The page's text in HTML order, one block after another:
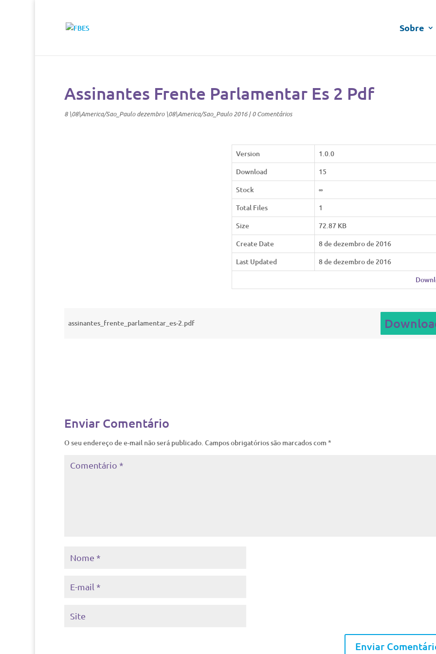
Sobre
Assinantes Frente Parlamentar Es 2 Pdf
8 \08\America/Sao_Paulo dezembro \08\America/Sao_Paulo 2016|0 Comentários
Version
1.0.0
Download
15
Stock
∞
Total Files
1
Size
72.87 KB
Create Date
8 de dezembro de 2016
Last Updated
8 de dezembro de 2016
assinantes_frente_parlamentar_es-2.pdf
Enviar Comentário
O seu endereço de e-mail não será publicado. Campos obrigatórios são marcados com *